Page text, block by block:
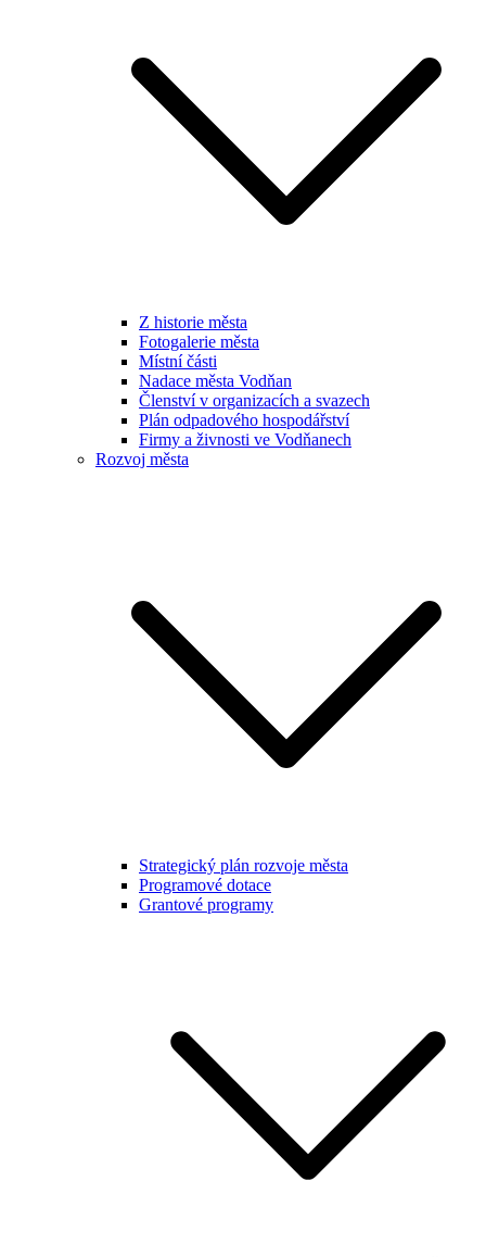
Z historie města
Fotogalerie města
Místní části
Nadace města Vodňan
Členství v organizacích a svazech
Plán odpadového hospodářství
Firmy a živnosti ve Vodňanech
Rozvoj města
Strategický plán rozvoje města
Programové dotace
Grantové programy